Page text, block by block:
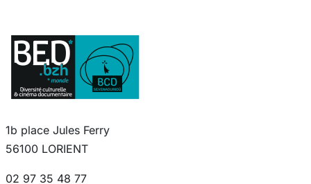
1b place Jules Ferry
56100 LORIENT
02 97 35 48 77